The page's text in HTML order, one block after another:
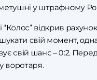
у штрафному
відкрив
свій момент,
свій шанс – 0:2.
воротаря.